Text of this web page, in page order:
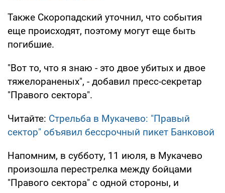
Также Скоропадский уточнил, что события
еще происходят, поэтому могут еще быть
погибшие.
"Вот то, что я знаю - это двое убитых и двое
тяжелораненых", - добавил пресс-секретар
"Правого сектора".
Читайте: Стрельба в Мукачево: "Правый
сектор" объявил бессрочный пикет Банковой
Напомним, в субботу, 11 июля, в Мукачево
произошла перестрелка между бойцами
"Правого сектора" с одной стороны, и